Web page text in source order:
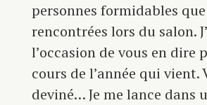
personnes formidables que
rencontrées lors du salon.
l’occasion de vous en dire
cours de l’année qui vient.
deviné… Je me lance dans